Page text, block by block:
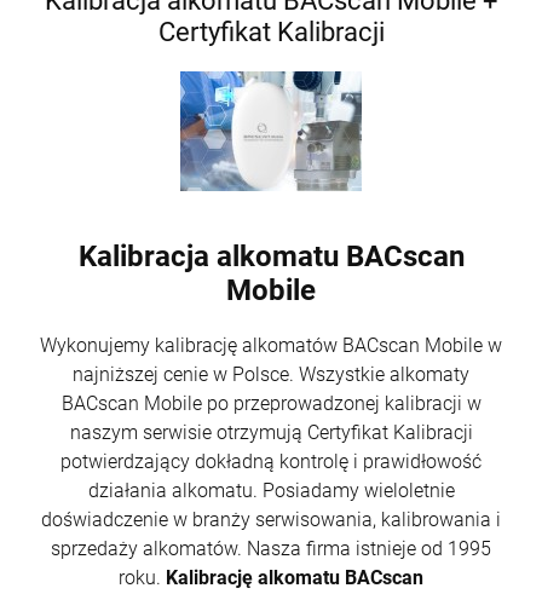
Certyfikat Kalibracji
Kalibracja alkomatu BACscan
Mobile
Wykonujemy kalibrację alkomatów BACscan Mobile w
najniższej cenie w Polsce. Wszystkie alkomaty
BACscan Mobile po przeprowadzonej kalibracji w
naszym serwisie otrzymują Certyfikat Kalibracji
potwierdzający dokładną kontrolę i prawidłowość
działania alkomatu. Posiadamy wieloletnie
doświadczenie w branży serwisowania, kalibrowania i
sprzedaży alkomatów. Nasza firma istnieje od 1995
roku. Kalibrację alkomatu BACscan